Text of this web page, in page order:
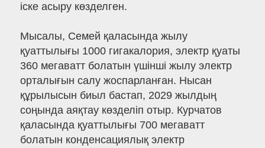
іске асыру көзделген.
Мысалы, Семей қаласында жылу
қуаттылығы 1000 гигакалория, электр қуаты
360 мегаватт болатын үшінші жылу электр
орталығын салу жоспарланған. Нысан
құрылысын биыл бастап, 2029 жылдың
соңында аяқтау көзделіп отыр. Курчатов
қаласында қуаттылығы 700 мегаватт
болатын конденсациялық электр